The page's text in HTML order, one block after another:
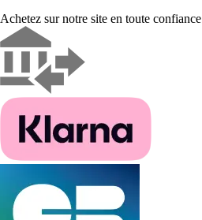
Achetez sur notre site en toute confiance